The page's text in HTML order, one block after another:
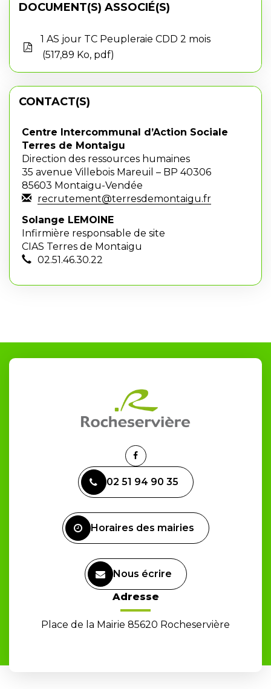
DOCUMENT(S) ASSOCIÉ(S)
1 AS jour TC Peupleraie CDD 2 mois
517,89 Ko, pdf
CONTACT(S)
Centre Intercommunal d’Action Sociale
Terres de Montaigu
Direction des ressources humaines
35 avenue Villebois Mareuil – BP 40306
85603 Montaigu-Vendée
recrutement@terresdemontaigu.fr
Solange LEMOINE
Infirmière responsable de site
CIAS Terres de Montaigu
02.51.46.30.22
Lien
le
compte
02 51 94 90 35
Horaires des mairies
Nous écrire
Adresse
Place de la Mairie 85620 Rocheservière